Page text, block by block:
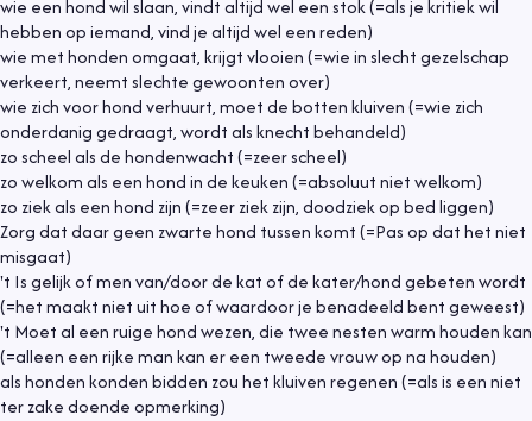
wie een hond wil slaan, vindt altijd wel een stok (=als je kritiek wil
hebben op iemand, vind je altijd wel een reden)
wie met honden omgaat, krijgt vlooien (=wie in slecht gezelschap
verkeert, neemt slechte gewoonten over)
wie zich voor hond verhuurt, moet de botten kluiven (=wie zich
onderdanig gedraagt, wordt als knecht behandeld)
zo scheel als de hondenwacht (=zeer scheel)
zo welkom als een hond in de keuken (=absoluut niet welkom)
zo ziek als een hond zijn (=zeer ziek zijn, doodziek op bed liggen)
Zorg dat daar geen zwarte hond tussen komt (=Pas op dat het niet
misgaat)
't Is gelijk of men van/door de kat of de kater/hond gebeten wordt
(=het maakt niet uit hoe of waardoor je benadeeld bent geweest)
't Moet al een ruige hond wezen, die twee nesten warm houden kan
(=alleen een rijke man kan er een tweede vrouw op na houden)
als honden konden bidden zou het kluiven regenen (=als is een niet
ter zake doende opmerking)